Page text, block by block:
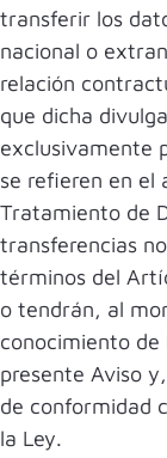
transferir los
nacional o
relación
que dicha
exclusivamente
se refieren en el
Tratamiento de
transferencias
términos del
o tendrán, al
conocimiento de
presente Aviso
de conformidad
la Ley.